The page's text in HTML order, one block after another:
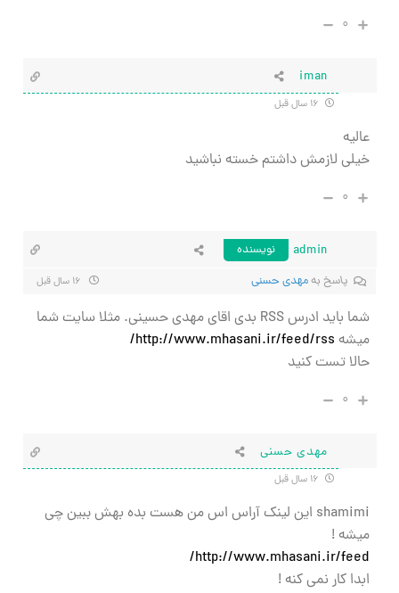
۰
iman
عاليه
خيلي لازمش داشتم خسته نباشيد
۰
admin
نویسنده
پاسخ بهمهدی حسنی
شما باید ادرس RSS بدی اقای مهدی حسینی. مثلا سایت شما
میشه http://www.mhasani.ir/feed/rss/
حالا تست کنید
۰
مهدی حسنی
shamimi این لینک آراس اس من هست بده بهش ببین چی
میشه !
http://www.mhasani.ir/feed/
ابدا کار نمی کنه !